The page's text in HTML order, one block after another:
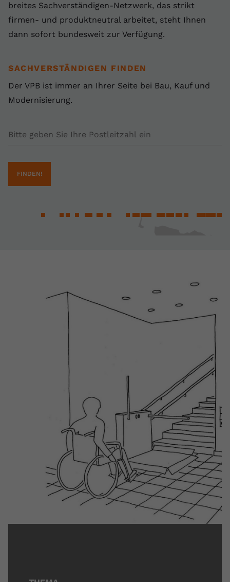
breites Sachverständigen-Netzwerk, das strikt
firmen- und produktneutral arbeitet, steht Ihnen
dann sofort bundesweit zur Verfügung.
SACHVERSTÄNDIGEN FINDEN
Der VPB ist immer an Ihrer Seite bei Bau, Kauf und
Modernisierung.
Postleitzahl
FINDEN!